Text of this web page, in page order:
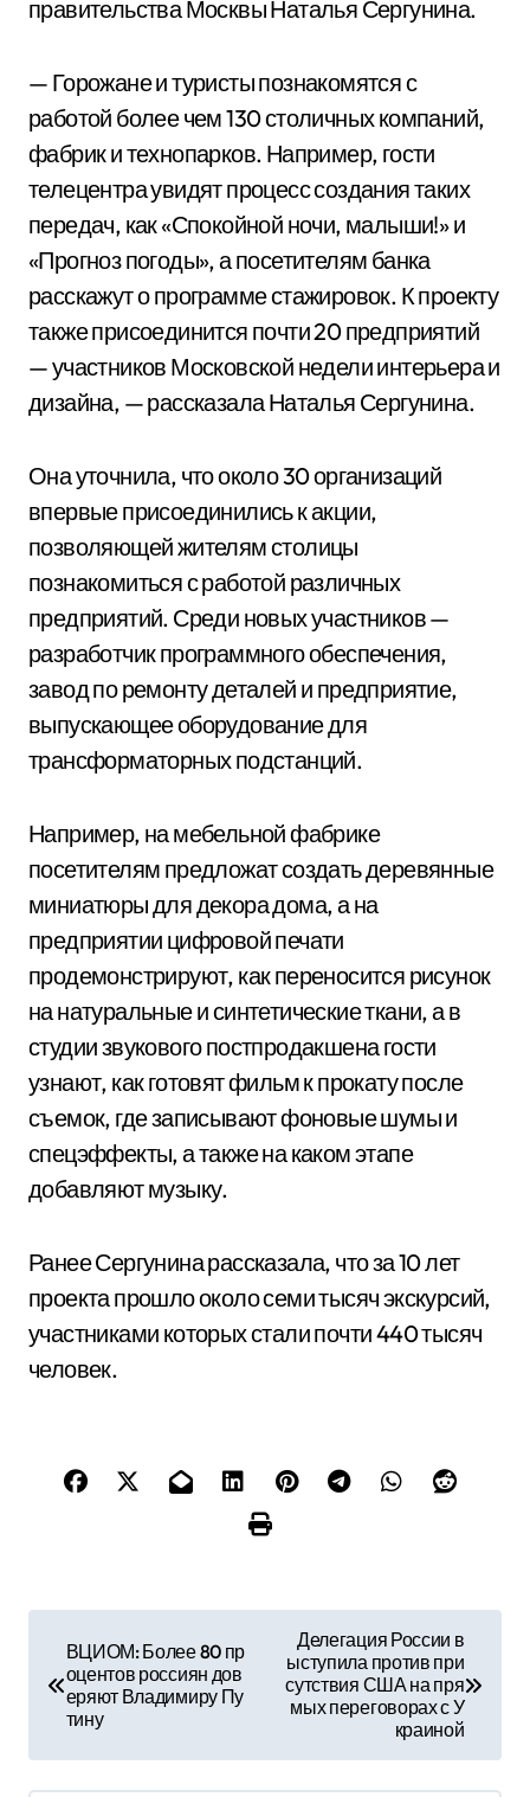
правительства Москвы Наталья Сергунина.
— Горожане и туристы познакомятся с
работой более чем 130 столичных компаний,
фабрик и технопарков. Например, гости
телецентра увидят процесс создания таких
передач, как «Спокойной ночи, малыши!» и
«Прогноз погоды», а посетителям банка
расскажут о программе стажировок. К проекту
также присоединится почти 20 предприятий
— участников Московской недели интерьера и
дизайна, — рассказала Наталья Сергунина.
Она уточнила, что около 30 организаций
впервые присоединились к акции,
позволяющей жителям столицы
познакомиться с работой различных
предприятий. Среди новых участников —
разработчик программного обеспечения,
завод по ремонту деталей и предприятие,
выпускающее оборудование для
трансформаторных подстанций.
Например, на мебельной фабрике
посетителям предложат создать деревянные
миниатюры для декора дома, а на
предприятии цифровой печати
продемонстрируют, как переносится рисунок
на натуральные и синтетические ткани, а в
студии звукового постпродакшена гости
узнают, как готовят фильм к прокату после
съемок, где записывают фоновые шумы и
спецэффекты, а также на каком этапе
добавляют музыку.
Ранее Сергунина рассказала, что за 10 лет
проекта прошло около семи тысяч экскурсий,
участниками которых стали почти 440 тысяч
человек.
и
ВЦИОМ: Более 80 пр
оцентов россиян дов
еряют Владимиру Пу
тину
Делегация России в
ыступила против при
сутствия США на пря
мых переговорах с У
краиной